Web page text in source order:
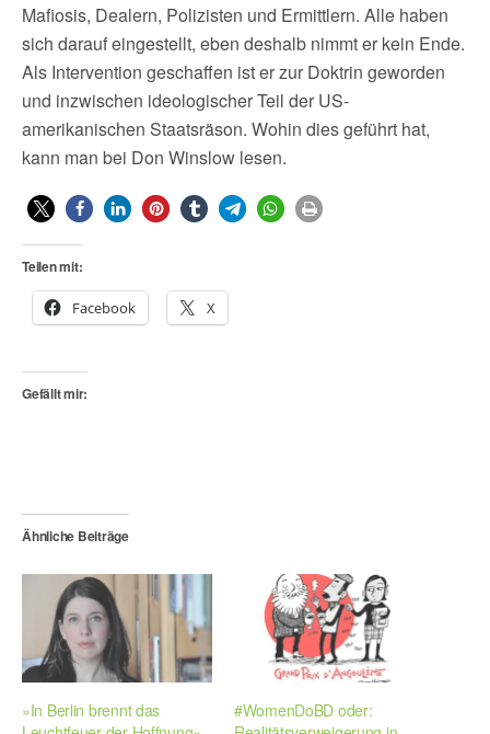
Mafiosis, Dealern, Polizisten und Ermittlern. Alle haben
sich darauf eingestellt, eben deshalb nimmt er kein Ende.
Als Intervention geschaffen ist er zur Doktrin geworden
und inzwischen ideologischer Teil der US-
amerikanischen Staatsräson. Wohin dies geführt hat,
kann man bei Don Winslow lesen.
Teilen mit:
Facebook X
Gefällt mir:
Ähnliche Beiträge
»In Berlin brennt das
#WomenDoBD oder: